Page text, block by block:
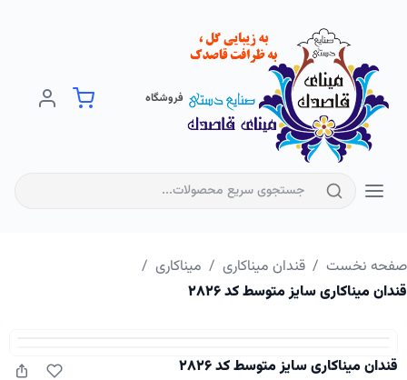
فروشگاه
نخست قندان میناکاری میناکاری
میناکاری سایز متوسط کد ۲۸۲۶
قندان میناکاری سایز متوسط کد ۲۸۲۶